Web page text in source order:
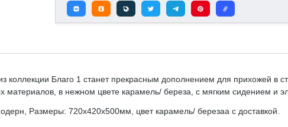
Благо 1 станет прекрасным дополнением для прихожей в
в нежном цвете карамель/ береза, с мягким сидением и
Размеры: 720х420х500мм, цвет карамель/ березаа с доставкой.